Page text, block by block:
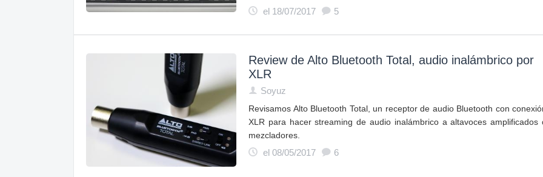
el 18/07/2017
5
Review de Alto Bluetooth Total, audio inalámbrico por
XLR
Soyuz
Revisamos Alto Bluetooth Total, un receptor de audio Bluetooth con
XLR para hacer streaming de audio inalámbrico a altavoces amplificados
mezcladores.
el 08/05/2017
6